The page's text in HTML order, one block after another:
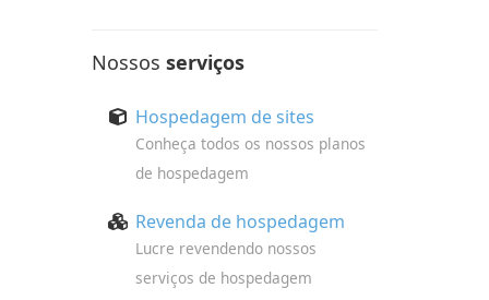
Nossos serviços
Hospedagem de sites
Conheça todos os nossos planos
de hospedagem
Revenda de hospedagem
Lucre revendendo nossos
serviços de hospedagem